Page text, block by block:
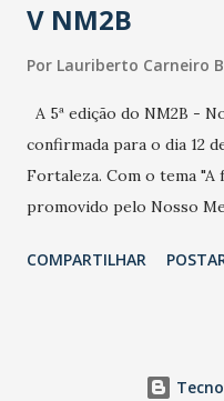
V NM2B
Por Lauriberto Carneiro
A 5ª edição do NM2B -
confirmada para o dia 12
Fortaleza. Com o tema "A
promovido pelo Nosso
e lideranças do Mercado
LinkedIn, VISA, Grupo
COMPARTILHAR